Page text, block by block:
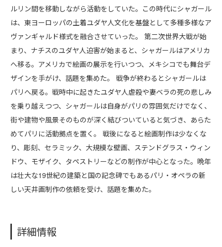
ルリン間を移動しながら活動をしていた。この時代にシャガール
は、東ヨーロッパの土着ユダヤ人文化を基盤として多種多様なア
ヴァンギャルド様式を融合させていった。 第二次世界大戦が始
まり、ナチスのユダヤ人迫害が始まると、シャガールはアメリカ
へ移る。アメリカで絵画の展示を行いつつ、メキシコでも舞台デ
ザインを手がけ、話題を集めた。 戦争が終わるとシャガールは
パリへ戻る。戦時中に起きたユダヤ人虐殺や妻ベラの死の悲しみ
を乗り越えつつ、シャガールは自身がパリの雰囲気だけでなく、
街や建物や風景そのものが深く結びついていると気づき、あらた
めてパリに活動拠点を置く。 戦後になると絵画制作は少なくな
り、彫刻、セラミック、大規模な壁画、ステンドグラス・ウィン
ドウ、モザイク、タペストリーなどの制作が中心となった。晩年
は壮大な19世紀の建築と国の記念碑でもあるパリ・オペラの新
しい天井画制作の依頼を受け、話題を集めた。
詳細情報